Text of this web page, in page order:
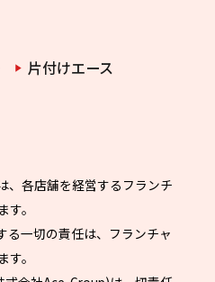
片付けエース
、各店舗を経営するフランチ
。
る一切の責任は、フランチャ
。